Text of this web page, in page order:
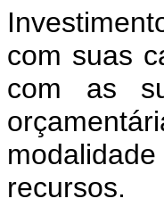
com suas
com as
recursos.